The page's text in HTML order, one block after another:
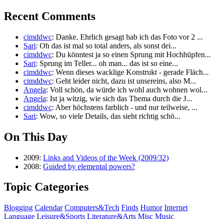
Recent Comments
cimddwc: Danke. Ehrlich gesagt hab ich das Foto vor 2 ...
Sari: Oh das ist mal so total anders, als sonst dei...
cimddwc: Du könntest ja so einen Sprung mit Hochhüpfen...
Sari: Sprung im Teller... oh man... das ist so eine...
cimddwc: Wenn dieses wacklige Konstrukt - gerade Fläch...
cimddwc: Geht leider nicht, dazu ist unsereins, also M...
Angela: Voll schön, da würde ich wohl auch wohnen wol...
Angela: Ist ja witzig, wie sich das Thema durch die J...
cimddwc: Aber höchstens farblich - und nur teilweise, ...
Sari: Wow, so viele Details, das sieht richtig schö...
On This Day
2009: Links and Videos of the Week (2009/32)
2008: Guided by elemental powers?
Topic Categories
Blogging Calendar Computers&Tech Finds Humor Internet
Language Leisure&Sports Literature&Arts Misc Music